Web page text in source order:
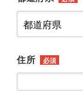
住所 必須